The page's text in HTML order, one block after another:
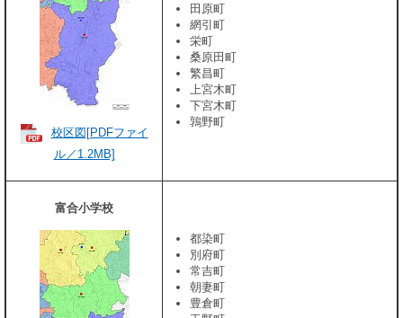
校区図[PDFファイ
ル／1.2MB]
田原町
網引町
栄町
桑原田町
繁昌町
上宮木町
下宮木町
鶉野町
富合小学校
都染町
別府町
常吉町
朝妻町
豊倉町